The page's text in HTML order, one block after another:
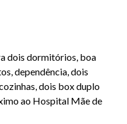
dois dormitórios, boa
dependência, dois
dois box duplo
ao Hospital Mãe de